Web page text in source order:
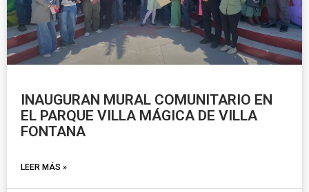
INAUGURAN MURAL COMUNITARIO EN
EL PARQUE VILLA MÁGICA DE VILLA
FONTANA
LEER MÁS »